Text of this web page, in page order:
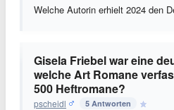
Welche Autorin erhielt 2024 den
Gisela Friebel war eine
welche Art Romane
500 Heftromane?
pscheidl 5 Antworten